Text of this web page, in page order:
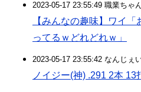
2023-05-17 23:55:49 職業ちゃ
【みんなの趣味】ワイ
ってるｗどれどれｗ」
2023-05-17 23:55:42 なんじぇ
ノイジー(神) .291 2本